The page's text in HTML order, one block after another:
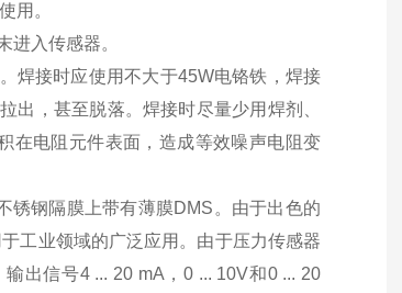
用。
进入传感器。
焊接时应使用不大于45W电铬铁，焊接
出，甚至脱落。焊接时尽量少用焊剂、
在电阻元件表面，造成等效噪声电阻变
锈钢隔膜上带有薄膜DMS。由于出色的
工业领域的广泛应用。由于压力传感器
出信号4 ... 20 mA，0 ... 10V和0 ... 20